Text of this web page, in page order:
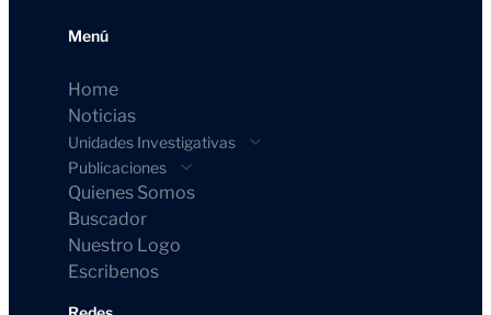
Menú
Home
Noticias
Unidades Investigativas
Publicaciones
Quienes Somos
Buscador
Nuestro Logo
Escribenos